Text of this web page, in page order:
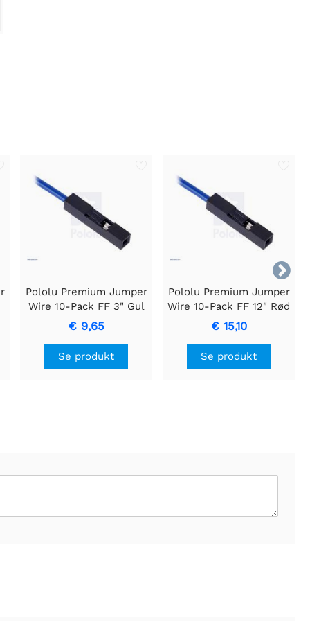

Pololu Premium Jumper
Wire 10-Pack FF 3" Gul
€ 9,65
Se produkt
Pololu Premium Jumper
Wire 10-Pack FF 12" Rød
€ 15,10
Se produkt